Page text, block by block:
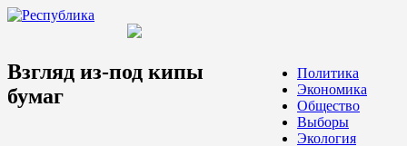
Политика
Экономика
Общество
Выборы
Экология
Взгляд из-под кипы
бумаг